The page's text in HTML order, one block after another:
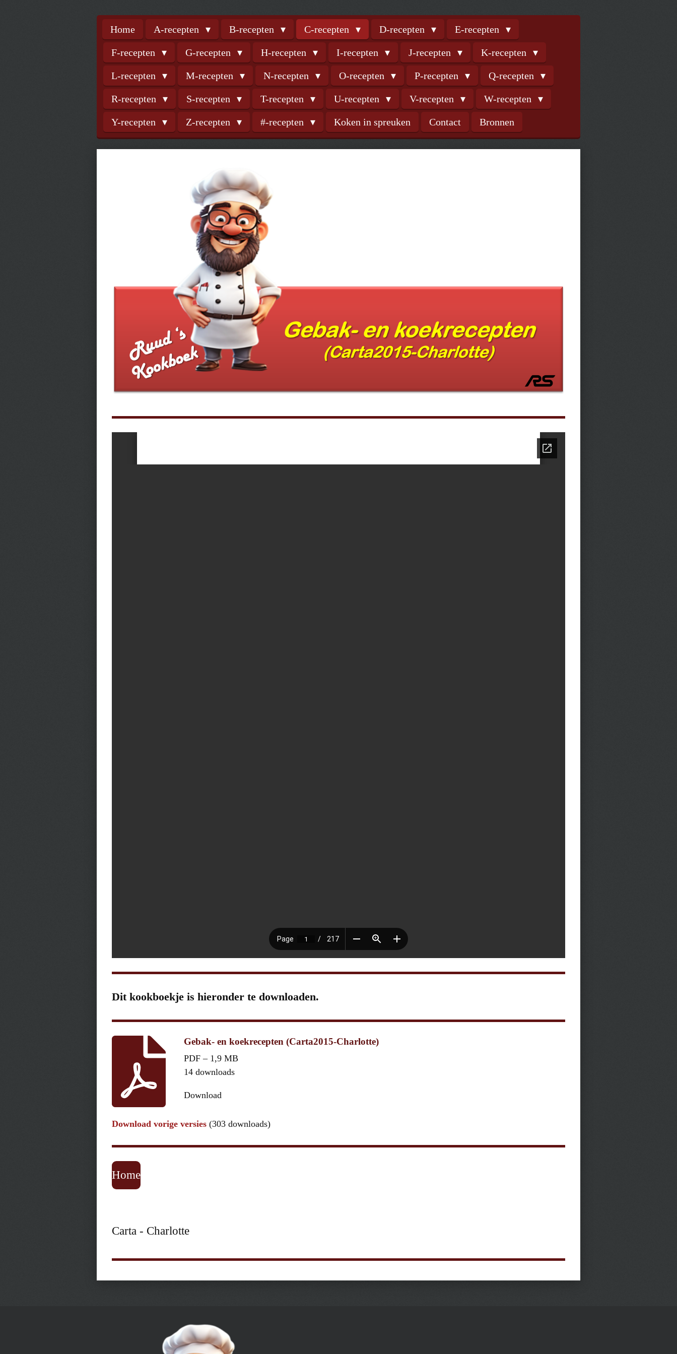
Home A-recepten B-recepten C-recepten D-recepten E-recepten
F-recepten G-recepten H-recepten I-recepten J-recepten K-recepten
L-recepten M-recepten N-recepten O-recepten P-recepten Q-recepten
R-recepten S-recepten T-recepten U-recepten V-recepten W-recepten
Y-recepten Z-recepten #-recepten Koken in spreuken Contact Bronnen
Dit kookboekje is hieronder te downloaden.
Gebak- en koekrecepten (Carta2015-Charlotte)
PDF – 1,9 MB
14 downloads
Download
Download vorige versies (303 downloads)
Home
Carta - Charlotte